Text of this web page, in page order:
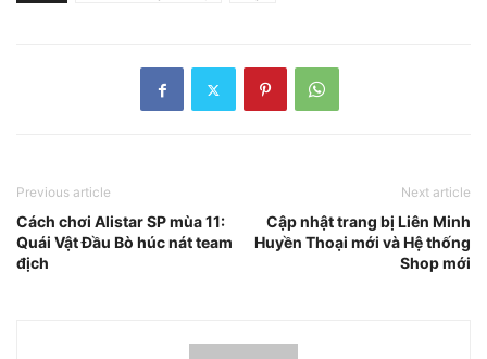
Previous article
Cách chơi Alistar SP mùa 11:
Quái Vật Đầu Bò húc nát team
địch
Next article
Cập nhật trang bị Liên Minh
Huyền Thoại mới và Hệ thống
Shop mới